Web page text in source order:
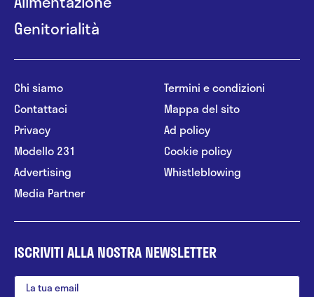
Genitorialità
Chi siamo
Contattaci
Privacy
Modello 231
Advertising
Media Partner
Termini e condizioni
Mappa del sito
Ad policy
Cookie policy
Whistleblowing
ISCRIVITI ALLA NOSTRA NEWSLETTER